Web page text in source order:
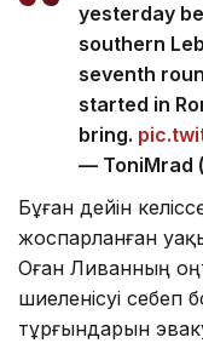
yesterday
southern
seventh
started in
bring.
— ToniMrad
Бұған дейін
жоспарланған
Оған Ливанның
шиеленісуі
тұрғындарын